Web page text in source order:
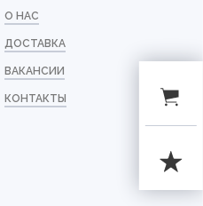
О НАС
ДОСТАВКА
ВАКАНСИИ
КОНТАКТЫ